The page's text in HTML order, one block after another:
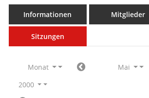
Informationen Mitglieder
Sitzungen
Monat
Mai
2000